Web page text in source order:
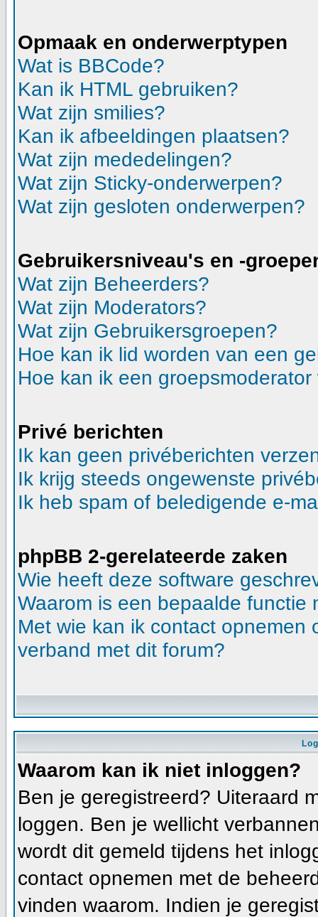
Opmaak en onderwerptypen
Wat is BBCode?
Kan ik HTML gebruiken?
Wat zijn smilies?
Kan ik afbeeldingen plaatsen?
Wat zijn mededelingen?
Wat zijn Sticky-onderwerpen?
Wat zijn gesloten onderwerpen?
Gebruikersniveau's en -
Wat zijn Beheerders?
Wat zijn Moderators?
Wat zijn Gebruikersgroepen?
Hoe kan ik lid worden van een
Hoe kan ik een groepsmoderator
Privé berichten
Ik kan geen privéberichten
Ik krijg steeds ongewenste
Ik heb spam of beledigende e-
phpBB 2-gerelateerde zaken
Wie heeft deze software
Waarom is een bepaalde functie
Met wie kan ik contact opnemen
verband met dit forum?
Waarom kan ik niet inloggen?
Ben je geregistreerd? Uiteraard
loggen. Ben je wellicht
wordt dit gemeld tijdens het
contact opnemen met de
vinden waarom. Indien je